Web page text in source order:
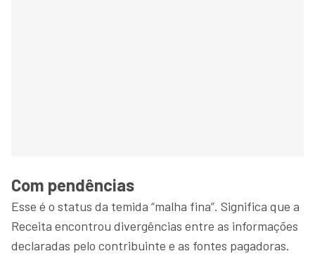
Com pendências
Esse é o status da temida “malha fina”. Significa que a
Receita encontrou divergências entre as informações
declaradas pelo contribuinte e as fontes pagadoras.